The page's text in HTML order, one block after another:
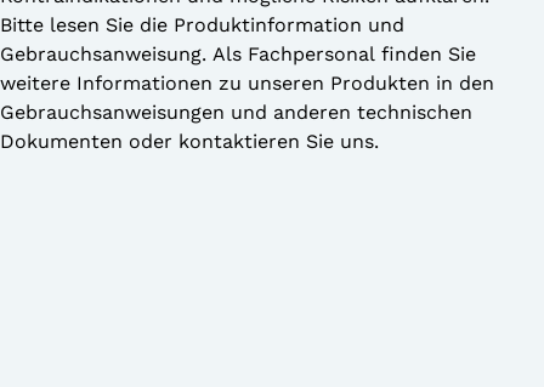
Bitte lesen Sie die Produktinformation und
Gebrauchsanweisung. Als Fachpersonal finden Sie
weitere Informationen zu unseren Produkten in den
Gebrauchsanweisungen und anderen technischen
Dokumenten oder kontaktieren Sie uns.